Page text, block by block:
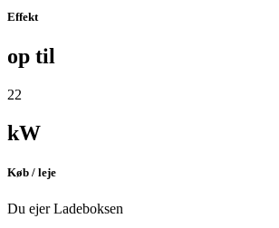
Effekt
op til
22
kW
Køb / leje
Du ejer Ladeboksen